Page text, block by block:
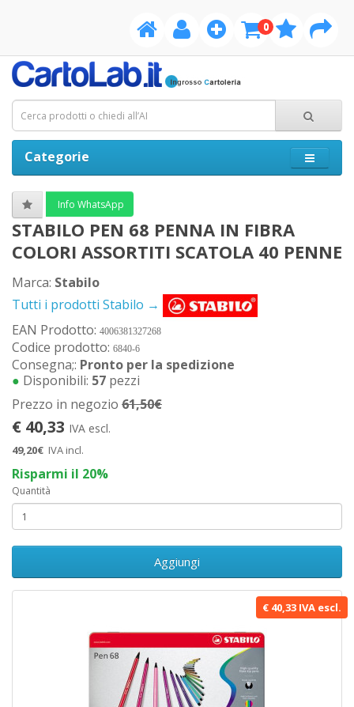
0
Categorie
€ 40,33 IVA escl.
Info WhatsApp
STABILO PEN 68 PENNA IN FIBRA
COLORI ASSORTITI SCATOLA 40 PENNE
Marca: Stabilo
Tutti i prodotti Stabilo →
EAN Prodotto: 4006381327268
Codice prodotto: 6840-6
Consegna;: Pronto per la spedizione
● Disponibili: 57 pezzi
Prezzo in negozio 61,50€
€ 40,33 IVA escl.
49,20€ IVA incl.
Risparmi il 20%
Quantità
Aggiungi